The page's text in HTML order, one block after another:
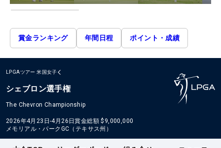
賞金ランキング 年間日程 ポイント・成績
LPGAツアー 米国女子
シェブロン選手権
The Chevron Championship
2026年4月23日-4月26日賞金総額 $9,000,000
メモリアル・パークGC（テキサス州）